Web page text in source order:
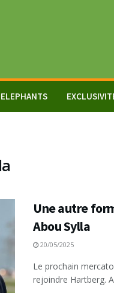
Une autre
Abou Sylla
20/05/2025
Le prochain
rejoindre Hartberg.